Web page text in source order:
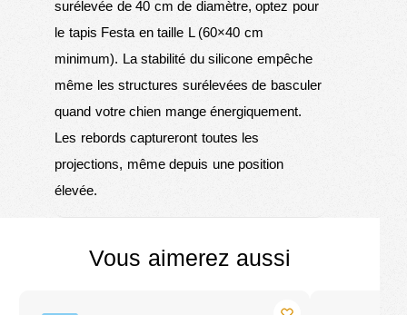
surélevée de 40 cm de diamètre, optez pour
le tapis Festa en taille L (60×40 cm
minimum). La stabilité du silicone empêche
même les structures surélevées de basculer
quand votre chien mange énergiquement.
Les rebords captureront toutes les
projections, même depuis une position
élevée.
Vous aimerez aussi